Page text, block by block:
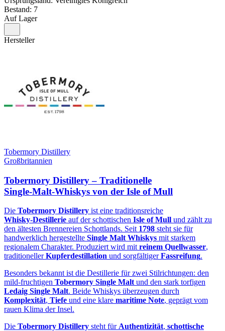
Bestand: 7
Auf Lager
Hersteller
Tobermory Distillery
Großbritannien
Tobermory Distillery – Traditionelle
Single‑Malt‑Whiskys von der Isle of Mull
Die Tobermory Distillery ist eine traditionsreiche
Whisky‑Destillerie auf der schottischen Isle of Mull und zählt zu
den ältesten Brennereien Schottlands. Seit 1798 steht sie für
handwerklich hergestellte Single Malt Whiskys mit starkem
regionalem Charakter. Produziert wird mit reinem Quellwasser,
traditionellerKupferdestillation und sorgfältigerFassreifung.
Besonders bekannt ist die Destillerie für zwei Stilrichtungen: den
mild‑fruchtigen Tobermory Single Malt und den stark torfigen
Ledaig Single Malt. Beide Whiskys überzeugen durch
Komplexität, Tiefe und eine klare maritime Note, geprägt vom
rauen Klima der Insel.
Die Tobermory Distillery steht für Authentizität, schottische